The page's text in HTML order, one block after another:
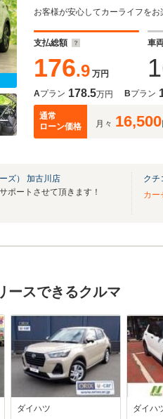
ヘッドランプ LED/
支払総額
176.9 万円
車
Aプラン 178.5万円 Bプラン
通常
ローン価格
月々 16,500
ズ） 加古川店
ポートさせて頂きます！
クチ
カー
ースできるクルマ
ダイハツ ダイハ